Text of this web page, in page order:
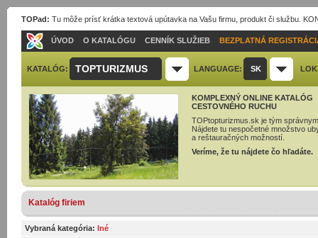
TOPad: Tu môže prísť krátka textová upútavka na Vašu firmu, produkt či službu.
ÚVOD O KATALÓGU CENNÍK SLUŽIEB BEZPLATNÁ
KATALÓG: TOPTURIZMUS LANGUAGE: SK
KOMPLEXNÝ ONLINE KATALÓG
CESTOVNÉHO RUCHU
TOPtopturizmus.sk je tým
Nájdete tu nespočetné množstvo
a reštauračných možností.
Veríme, že tu nájdete čo hľadáte.
Katalóg firiem
Vybraná kategória: Iné